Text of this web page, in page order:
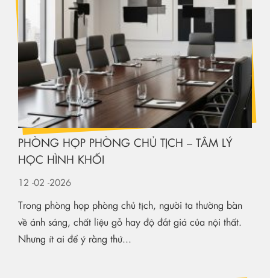
PHÒNG HỌP PHÒNG CHỦ TỊCH – TÂM LÝ
HỌC HÌNH KHỐI
12 -02 -2026
Trong phòng họp phòng chủ tịch, người ta thường bàn
về ánh sáng, chất liệu gỗ hay độ đắt giá của nội thất.
Nhưng ít ai để ý rằng thứ...